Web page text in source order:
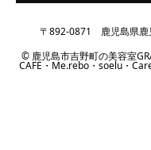
〒892-0871 鹿児島県鹿
© 鹿児島市吉野町の美容室
CAFE・Me.rebo・soelu・